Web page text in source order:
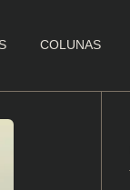
COLUNAS